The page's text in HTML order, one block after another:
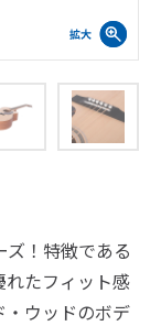
！特徴である
たフィット感
・ウッドのボデ